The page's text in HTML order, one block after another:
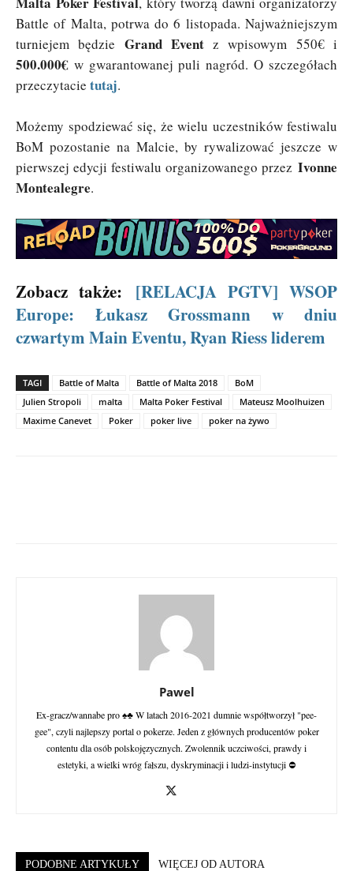
Battle of Malta, potrwa do 6 listopada. Najważniejszym
turniejem będzie Grand Eventz wpisowym 550€ i
500.000€ w gwarantowanej puli nagród. O szczegółach
przeczytacie tutaj.
Możemy spodziewać się, że wielu uczestników festiwalu
BoM pozostanie na Malcie, by rywalizować jeszcze w
pierwszej edycji festiwalu organizowanego przez Ivonne
Montealegre.
Zobacz także: [RELACJA PGTV] WSOP
Europe: Łukasz Grossmann w dniu
czwartym Main Eventu, Ryan Riess liderem
TAGI Battle of Malta Battle of Malta 2018
BoM
Julien Stropoli
malta Malta Poker Festival
Mateusz Moolhuizen
Maxime Canevet
Poker poker live poker na żywo
Pawel
Ex-gracz/wannabe pro ♠♣ W latach 2016-2021 dumnie współtworzył "pee-
gee", czyli najlepszy portal o pokerze. Jeden z głównych producentów poker
contentu dla osób polskojęzycznych. Zwolennik uczciwości, prawdy i
estetyki, a wielki wróg fałszu, dyskryminacji i ludzi-instytucji ⛔
PODOBNE ARTYKUŁY WIĘCEJ OD AUTORA